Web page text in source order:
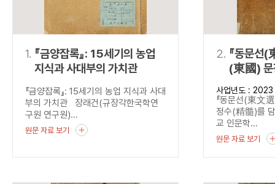
NOT
“정조”가 나온
료를 검색
1. 『금양잡록』: 15세기의 농업
지식과 사대부의 가치관
『금양잡록』: 15세기의 농업 지식과 사대
부의 가치관 장래건(규장각한국학연
구원 연구원)...
원문 자료 보기
2. 『동문선
(東國)
담다
사업년도 : 2023
『동문선(東文
정수(精髓)를
교 인문학...
원문 자료 보기